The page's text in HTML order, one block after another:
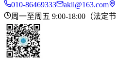
010-86469333
akil@163.com
周一至周五 9:00-18:00（法定